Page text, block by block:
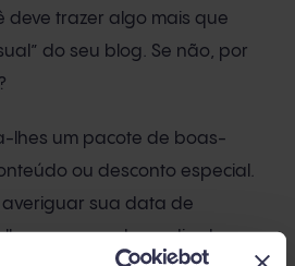
deve trazer algo mais que
do seu blog. Se não, por
lhes um pacote de boas-
ou desconto especial.
averiguar sua data de
lhes um agrado no dia do